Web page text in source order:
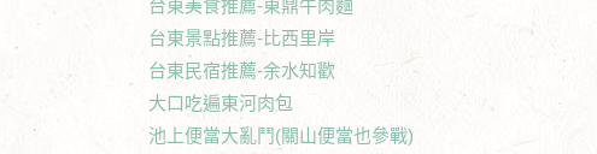
台東美食推薦-東鼎牛肉麵
台東景點推薦-比西里岸
台東民宿推薦-余水知歡
大口吃遍東河肉包
池上便當大亂鬥(關山便當也參戰)